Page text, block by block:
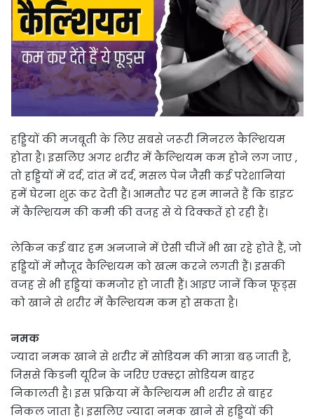
हड्डियों की मजबूती के लिए सबसे जरूरी मिनरल कैल्शियम
होता है। इसलिए अगर शरीर में कैल्शियम कम होने लग जाए ,
तो हड्डियों में दर्द, दांत में दर्द, मसल पेन जैसी कई परेशानियां
हमें घेरना शुरू कर देती हैं। आमतौर पर हम मानते हैं कि डाइट
में कैल्शियम की कमी की वजह से ये दिक्कतें हो रही हैं।
लेकिन कई बार हम अनजाने में ऐसी चीजें भी खा रहे होते हैं, जो
हड्डियों में मौजूद कैल्शियम को खत्म करने लगती हैं। इसकी
वजह से भी हड्डियां कमजोर हो जाती हैं। आइए जानें किन फूड्स
को खाने से शरीर में कैल्शियम कम हो सकता है।
नमक
ज्यादा नमक खाने से शरीर में सोडियम की मात्रा बढ़ जाती है,
जिससे किडनी यूरिन के जरिए एक्स्ट्रा सोडियम बाहर
निकालती है। इस प्रक्रिया में कैल्शियम भी शरीर से बाहर
निकल जाता है। इसलिए ज्यादा नमक खाने से हड्डियों की